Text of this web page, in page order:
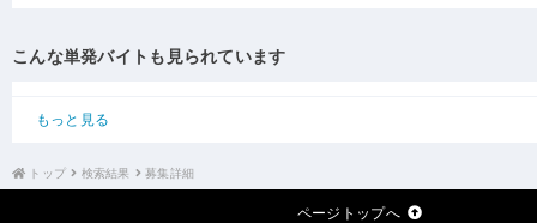
こんな単発バイトも見られています
もっと見る
トップ 検索結果 募集詳細
ページトップへ